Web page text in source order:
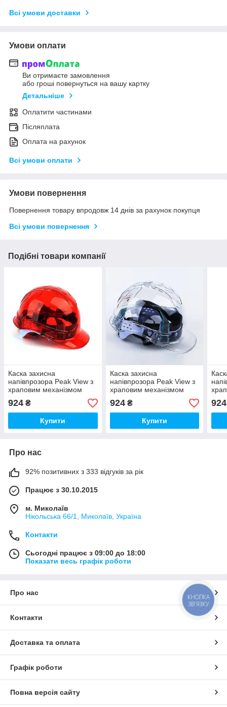
Всі умови доставки
Умови оплати
Ви отримаєте замовлення
або гроші повернуться на вашу картку
Детальніше
Оплатити частинами
Післяплата
Оплата на рахунок
Всі умови оплати
Умови повернення
Повернення товару впродовж 14 днів за рахунок покупця
Всі умови повернення
Подібні товари компанії
Каска захисна
напівпрозора Peak View з
храповим механізмом
SH60 Червоний
924 ₴
Купити
Каска захисна
напівпрозора Peak View з
храповим механізмом
SH60, Прозорий
924₴
Купити
924
Про нас
92% позитивних з 333 відгуків за рік
Працює з 30.10.2015
м. Миколаїв
Нікольська 66/1, Миколаїв, Україна
Контакти
Сьогодні працює з 09:00 до 18:00
Показати весь графік роботи
Про нас
Контакти
Доставка та оплата
Графік роботи
Повна версія сайту
КНОПКА
ЗВ'ЯЗКУ